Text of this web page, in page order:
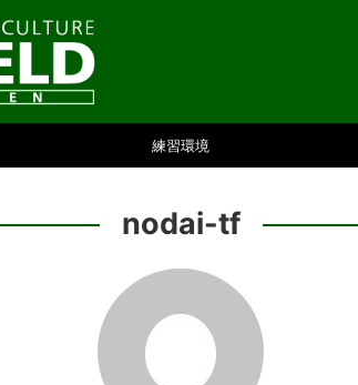
練習環境
nodai-tf